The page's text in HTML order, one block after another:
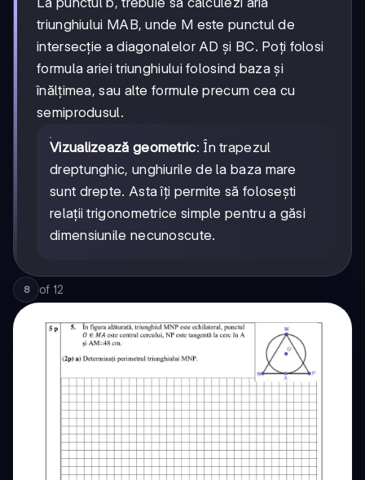
triunghiului MAB, unde M este punctul de
intersecție a diagonalelor AD și BC. Poți folosi
formula ariei triunghiului folosind baza și
înălțimea, sau alte formule precum cea cu
semiprodusul.
Vizualizează geometric: În trapezul
dreptunghic, unghiurile de la baza mare
sunt drepte. Asta îți permite să folosești
relații trigonometrice simple pentru a găsi
dimensiunile necunoscute.
8 of 12